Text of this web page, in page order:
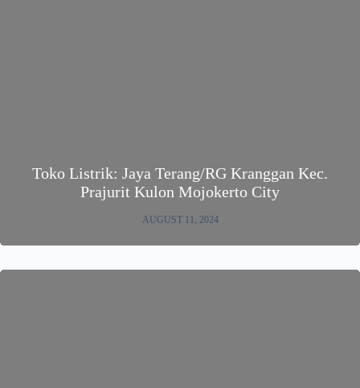
Toko Listrik: Jaya Terang/RG Kranggan Kec.
Prajurit Kulon Mojokerto City
AUGUST 11, 2024